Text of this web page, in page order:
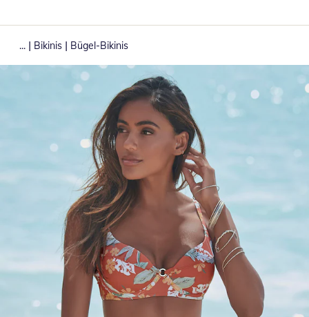
... | Bikinis | Bügel-Bikinis